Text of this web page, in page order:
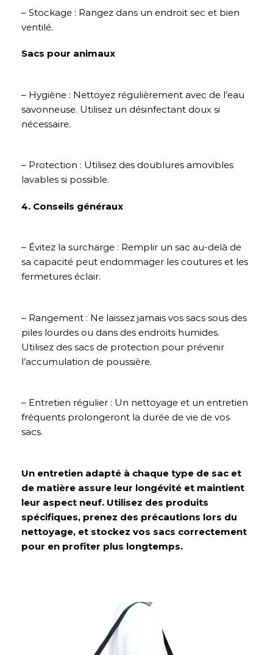
– Stockage : Rangez dans un endroit sec et bien
ventilé.
Sacs pour animaux
– Hygiène : Nettoyez régulièrement avec de l’eau
savonneuse. Utilisez un désinfectant doux si
nécessaire.
– Protection : Utilisez des doublures amovibles
lavables si possible.
4. Conseils généraux
– Évitez la surcharge : Remplir un sac au-delà de
sa capacité peut endommager les coutures et les
fermetures éclair.
– Rangement : Ne laissez jamais vos sacs sous des
piles lourdes ou dans des endroits humides.
Utilisez des sacs de protection pour prévenir
l’accumulation de poussière.
– Entretien régulier : Un nettoyage et un entretien
fréquents prolongeront la durée de vie de vos
sacs.
Un entretien adapté à chaque type de sac et
de matière assure leur longévité et maintient
leur aspect neuf. Utilisez des produits
spécifiques, prenez des précautions lors du
nettoyage, et stockez vos sacs correctement
pour en profiter plus longtemps.